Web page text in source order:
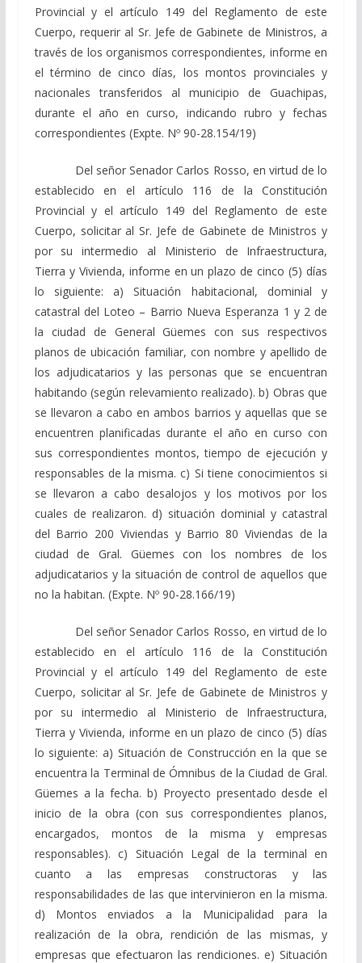
Provincial y el artículo 149 del Reglamento de este
Cuerpo, requerir al Sr. Jefe de Gabinete de Ministros, a
través de los organismos correspondientes, informe en
el término de cinco días, los montos provinciales y
nacionales transferidos al municipio de Guachipas,
durante el año en curso, indicando rubro y fechas
correspondientes (Expte. Nº 90-28.154/19)
Del señor Senador Carlos Rosso, en virtud de lo
establecido en el artículo 116 de la Constitución
Provincial y el artículo 149 del Reglamento de este
Cuerpo, solicitar al Sr. Jefe de Gabinete de Ministros y
por su intermedio al Ministerio de Infraestructura,
Tierra y Vivienda, informe en un plazo de cinco (5) días
lo siguiente: a) Situación habitacional, dominial y
catastral del Loteo – Barrio Nueva Esperanza 1 y 2 de
la ciudad de General Güemes con sus respectivos
planos de ubicación familiar, con nombre y apellido de
los adjudicatarios y las personas que se encuentran
habitando (según relevamiento realizado). b) Obras que
se llevaron a cabo en ambos barrios y aquellas que se
encuentren planificadas durante el año en curso con
sus correspondientes montos, tiempo de ejecución y
responsables de la misma. c) Si tiene conocimientos si
se llevaron a cabo desalojos y los motivos por los
cuales de realizaron. d) situación dominial y catastral
del Barrio 200 Viviendas y Barrio 80 Viviendas de la
ciudad de Gral. Güemes con los nombres de los
adjudicatarios y la situación de control de aquellos que
no la habitan. (Expte. Nº 90-28.166/19)
Del señor Senador Carlos Rosso, en virtud de lo
establecido en el artículo 116 de la Constitución
Provincial y el artículo 149 del Reglamento de este
Cuerpo, solicitar al Sr. Jefe de Gabinete de Ministros y
por su intermedio al Ministerio de Infraestructura,
Tierra y Vivienda, informe en un plazo de cinco (5) días
lo siguiente: a) Situación de Construcción en la que se
encuentra la Terminal de Ómnibus de la Ciudad de Gral.
Güemes a la fecha. b) Proyecto presentado desde el
inicio de la obra (con sus correspondientes planos,
encargados, montos de la misma y empresas
responsables). c) Situación Legal de la terminal en
cuanto a las empresas constructoras y las
responsabilidades de las que intervinieron en la misma.
d) Montos enviados a la Municipalidad para la
realización de la obra, rendición de las mismas, y
empresas que efectuaron las rendiciones. e) Situación